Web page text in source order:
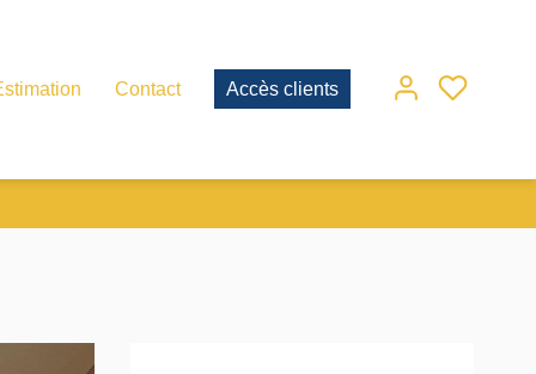
Contact Accès clients